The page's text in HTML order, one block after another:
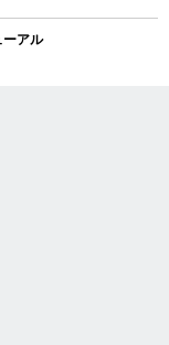
アル